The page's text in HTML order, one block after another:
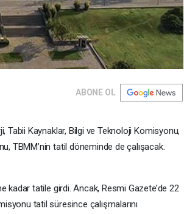
ABONE OL
Tabii Kaynaklar, Bilgi ve Teknoloji Komisyonu,
TBMM’nin tatil döneminde de çalışacak.
kadar tatile girdi. Ancak, Resmi Gazete’de 22
tatil süresince çalışmalarını